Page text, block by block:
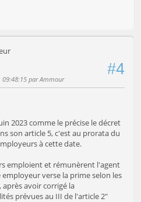
#4
09:48:15 par Ammour
2023 comme le précise le décret
son article 5, c'est au prorata du
à cette date.
emploient et rémunèrent l'agent
verse la prime selon les
avoir corrigé la
prévues au III de l'article 2"